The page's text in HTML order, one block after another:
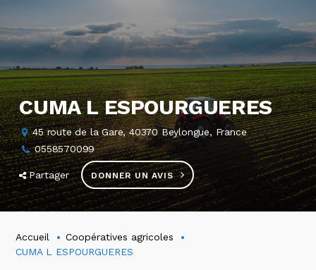
CUMA L ESPOURGUERES
45 route de la Gare, 40370 Beylongue, France
0558570099
Partager DONNER UN AVIS
Accueil
Coopératives agricoles
CUMA L ESPOURGUERES